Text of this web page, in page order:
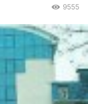
9555